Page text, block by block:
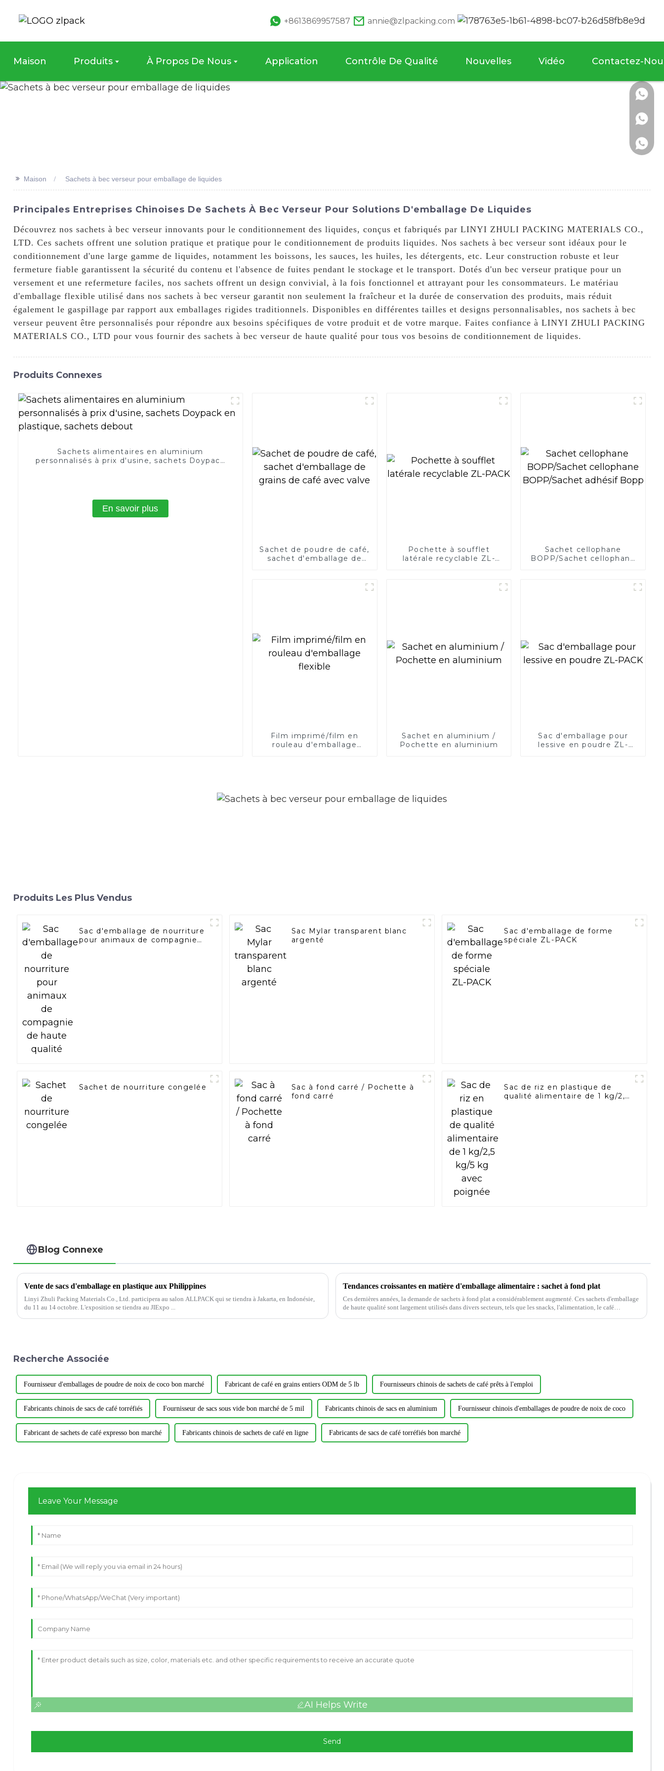
+8613869957587 annie@zlpacking.com
Maison Produits À Propos De Nous Application Contrôle De Qualité Nouvelles Vidéo Contactez-
>> Maison Sachets à bec verseur pour emballage de liquides
Principales Entreprises Chinoises De Sachets À Bec Verseur Pour Solutions D'emballage De Liquides
Découvrez nos sachets à bec verseur innovants pour le conditionnement des liquides, conçus et fabriqués par LINYI ZHULI PACKING MATERIALS CO.,
LTD. Ces sachets offrent une solution pratique et pratique pour le conditionnement de produits liquides. Nos sachets à bec verseur sont idéaux pour le
conditionnement d'une large gamme de liquides, notamment les boissons, les sauces, les huiles, les détergents, etc. Leur construction robuste et leur
fermeture fiable garantissent la sécurité du contenu et l'absence de fuites pendant le stockage et le transport. Dotés d'un bec verseur pratique pour un
versement et une refermeture faciles, nos sachets offrent un design convivial, à la fois fonctionnel et attrayant pour les consommateurs. Le matériau
d'emballage flexible utilisé dans nos sachets à bec verseur garantit non seulement la fraîcheur et la durée de conservation des produits, mais réduit
également le gaspillage par rapport aux emballages rigides traditionnels. Disponibles en différentes tailles et designs personnalisables, nos sachets à bec
verseur peuvent être personnalisés pour répondre aux besoins spécifiques de votre produit et de votre marque. Faites confiance à LINYI ZHULI PACKING
MATERIALS CO., LTD pour vous fournir des sachets à bec verseur de haute qualité pour tous vos besoins de conditionnement de liquides.
Produits Connexes
Sachets alimentaires en aluminium
personnalisés à prix d'usine, sachets Doypack
En savoir plus
Sachet de poudre de café,
sachet d'emballage de
Pochette à soufflet
latérale recyclable ZL-
Sachet cellophane
BOPP/Sachet cellophane
Film imprimé/film en
rouleau d'emballage
Sachet en aluminium /
Pochette en aluminium
Sac d'emballage pour
lessive en poudre ZL-
Produits Les Plus Vendus
Sac d'emballage de nourriture
pour animaux de compagnie
Sac Mylar transparent blanc
argenté
Sac d'emballage de forme
spéciale ZL-PACK
Sachet de nourriture congelée
Sac à fond carré / Pochette à
fond carré
Sac de riz en plastique de
qualité alimentaire de 1 kg/2,5
Blog Connexe
Vente de sacs d'emballage en plastique aux Philippines
Linyi Zhuli Packing Materials Co., Ltd. participera au salon ALLPACK qui se tiendra à Jakarta, en Indonésie,
du 11 au 14 octobre. L'exposition se tiendra au JIExpo ...
Tendances croissantes en matière d'emballage alimentaire : sachet à fond plat
Ces dernières années, la demande de sachets à fond plat a considérablement augmenté. Ces sachets d'emballage
de haute qualité sont largement utilisés dans divers secteurs, tels que les snacks, l'alimentation, le café…
Recherche Associée
Fournisseur d'emballages de poudre de noix de coco bon marché Fabricant de café en grains entiers ODM de 5 lb Fournisseurs chinois de sachets de café prêts à l'emploi
Fabricants chinois de sacs de café torréfiés Fournisseur de sacs sous vide bon marché de 5 mil Fabricants chinois de sacs en aluminium Fournisseur chinois d'emballages de poudre de noix de coco
Fabricant de sachets de café expresso bon marché Fabricants chinois de sachets de café en ligne Fabricants de sacs de café torréfiés bon marché
Leave Your Message
AI Helps Write
Send